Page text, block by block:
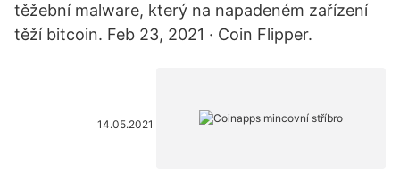
těžební malware, který na napadeném zařízení
těží bitcoin. Feb 23, 2021 · Coin Flipper.
14.05.2021